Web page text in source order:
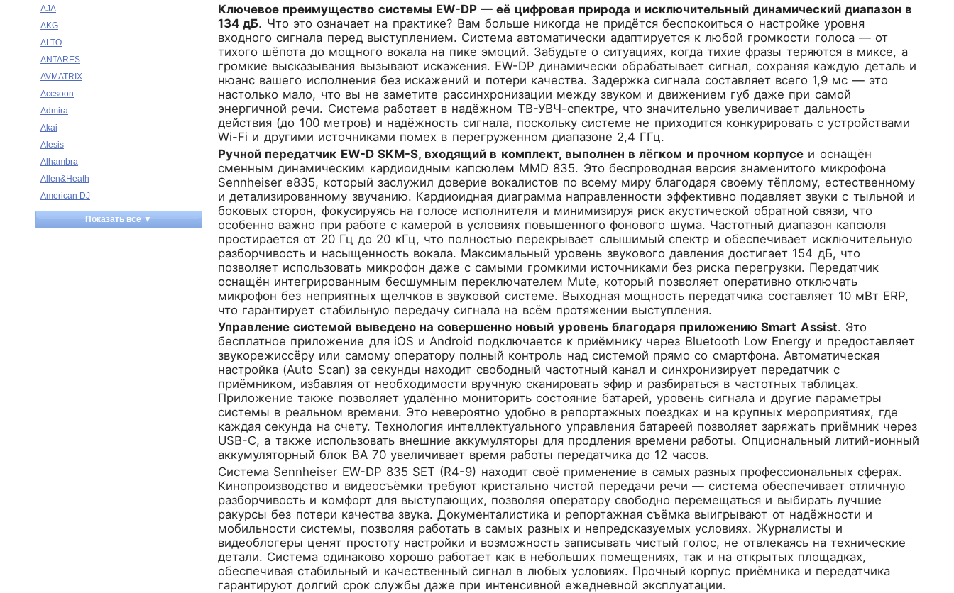
AJA
AKG
ALTO
ANTARES
AVMATRIX
Accsoon
Admira
Akai
Alesis
Alhambra
Allen&Heath
American DJ
Ampeg
Apart
Показать всё ▼
Ключевое преимущество системы EW-DP — её цифровая природа и исключительный динамический диапазон в
134 дБ. Что это означает на практике? Вам больше никогда не придётся беспокоиться о настройке уровня
входного сигнала перед выступлением. Система автоматически адаптируется к любой громкости голоса — от
тихого шёпота до мощного вокала на пике эмоций. Забудьте о ситуациях, когда тихие фразы теряются в миксе, а
громкие высказывания вызывают искажения. EW-DP динамически обрабатывает сигнал, сохраняя каждую деталь и
нюанс вашего исполнения без искажений и потери качества. Задержка сигнала составляет всего 1,9 мс — это
настолько мало, что вы не заметите рассинхронизации между звуком и движением губ даже при самой
энергичной речи. Система работает в надёжном ТВ-УВЧ-спектре, что значительно увеличивает дальность
действия (до 100 метров) и надёжность сигнала, поскольку системе не приходится конкурировать с устройствами
Wi-Fi и другими источниками помех в перегруженном диапазоне 2,4 ГГц.
Ручной передатчик EW-D SKM-S, входящий в комплект, выполнен в лёгком и прочном корпусе и оснащён
сменным динамическим кардиоидным капсюлем MMD 835. Это беспроводная версия знаменитого микрофона
Sennheiser e835, который заслужил доверие вокалистов по всему миру благодаря своему тёплому, естественному
и детализированному звучанию. Кардиоидная диаграмма направленности эффективно подавляет звуки с тыльной и
боковых сторон, фокусируясь на голосе исполнителя и минимизируя риск акустической обратной связи, что
особенно важно при работе с камерой в условиях повышенного фонового шума. Частотный диапазон капсюля
простирается от 20 Гц до 20 кГц, что полностью перекрывает слышимый спектр и обеспечивает исключительную
разборчивость и насыщенность вокала. Максимальный уровень звукового давления достигает 154 дБ, что
позволяет использовать микрофон даже с самыми громкими источниками без риска перегрузки. Передатчик
оснащён интегрированным бесшумным переключателем Mute, который позволяет оперативно отключать
микрофон без неприятных щелчков в звуковой системе. Выходная мощность передатчика составляет 10 мВт ERP,
что гарантирует стабильную передачу сигнала на всём протяжении выступления.
Управление системой выведено на совершенно новый уровень благодаря приложению Smart Assist. Это
бесплатное приложение для iOS и Android подключается к приёмнику через Bluetooth Low Energy и предоставляет
звукорежиссёру или самому оператору полный контроль над системой прямо со смартфона. Автоматическая
настройка (Auto Scan) за секунды находит свободный частотный канал и синхронизирует передатчик с
приёмником, избавляя от необходимости вручную сканировать эфир и разбираться в частотных таблицах.
Приложение также позволяет удалённо мониторить состояние батарей, уровень сигнала и другие параметры
системы в реальном времени. Это невероятно удобно в репортажных поездках и на крупных мероприятиях, где
каждая секунда на счету. Технология интеллектуального управления батареей позволяет заряжать приёмник через
USB-C, а также использовать внешние аккумуляторы для продления времени работы. Опциональный литий-ионный
аккумуляторный блок BA 70 увеличивает время работы передатчика до 12 часов.
Система Sennheiser EW-DP 835 SET (R4-9) находит своё применение в самых разных профессиональных сферах.
Кинопроизводство и видеосъёмки требуют кристально чистой передачи речи — система обеспечивает отличную
разборчивость и комфорт для выступающих, позволяя оператору свободно перемещаться и выбирать лучшие
ракурсы без потери качества звука. Документалистика и репортажная съёмка выигрывают от надёжности и
мобильности системы, позволяя работать в самых разных и непредсказуемых условиях. Журналисты и
видеоблогеры ценят простоту настройки и возможность записывать чистый голос, не отвлекаясь на технические
детали. Система одинаково хорошо работает как в небольших помещениях, так и на открытых площадках,
обеспечивая стабильный и качественный сигнал в любых условиях. Прочный корпус приёмника и передатчика
гарантируют долгий срок службы даже при интенсивной ежедневной эксплуатации.